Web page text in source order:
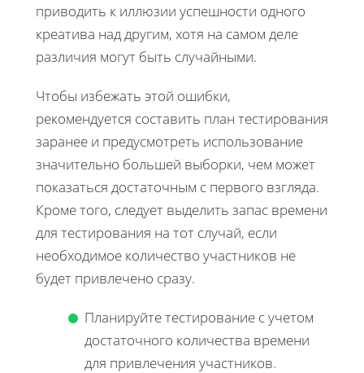
приводить к иллюзии успешности одного
креатива над другим, хотя на самом деле
различия могут быть случайными.
Чтобы избежать этой ошибки,
рекомендуется составить план тестирования
заранее и предусмотреть использование
значительно большей выборки, чем может
показаться достаточным с первого взгляда.
Кроме того, следует выделить запас времени
для тестирования на тот случай, если
необходимое количество участников не
будет привлечено сразу.
Планируйте тестирование с учетом
достаточного количества времени
для привлечения участников.